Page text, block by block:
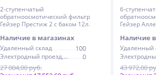
2-ступенчатый
обратноосмотический фильтр
Гейзер Престиж 2 с баком 12л.
Наличие в магазинах
Удаленный склад 100
Электродный проезд, 6с1
0
27 004,00 руб.
6-
Гейзер
Наличие
Удаленный
43 972,00